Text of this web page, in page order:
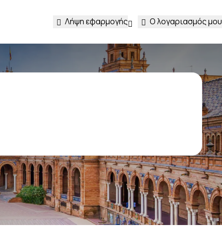
Λήψη εφαρμογής Ο λογαριασμός μου